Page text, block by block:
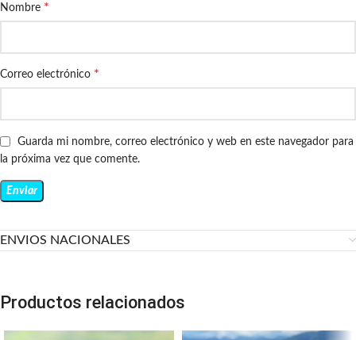
Nombre *
Correo electrónico *
Guarda mi nombre, correo electrónico y web en este navegador para
la próxima vez que comente.
ENVIOS NACIONALES
Productos relacionados